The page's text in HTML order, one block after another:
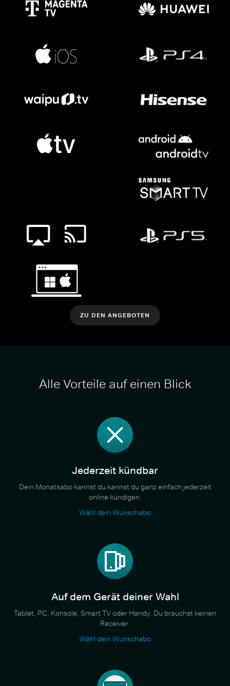
ZU DEN ANGEBOTEN
Alle Vorteile auf einen Blick
Jederzeit kündbar
Dein Monatsabo kannst du kannst du ganz einfach jederzeit
online kündigen.
Wähl dein Wunschabo
Auf dem Gerät deiner Wahl
Tablet, PC, Konsole, Smart TV oder Handy. Du brauchst keinen
Receiver.
Wähl dein Wunschabo